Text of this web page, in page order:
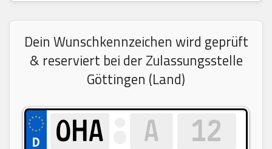
Dein Wunschkennzeichen wird geprüft
& reserviert bei der Zulassungsstelle
Göttingen (Land)